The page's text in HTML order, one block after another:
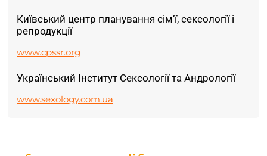
Київський центр планування сім’ї, сексології і
репродукції
www.cpssr.org
Український Інститут Сексології та Андрології
www.sexology.com.ua